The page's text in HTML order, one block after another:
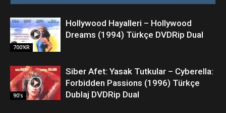
700'KR
Hollywood Hayalleri – Hollywood
Dreams (1994) Türkçe DVDRip Dual
90's
Siber Afet: Yasak Tutkular – Cyberella:
Forbidden Passions (1996) Türkçe
Dublaj DVDRip Dual